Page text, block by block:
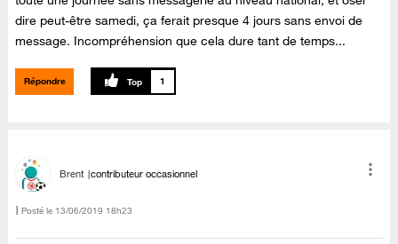
dire peut-être samedi, ça ferait presque 4 jours sans envoi de
message. Incompréhension que cela dure tant de temps...
Répondre 1
Brent contributeur occasionnel
Posté le ‎13/06/2019 18h23